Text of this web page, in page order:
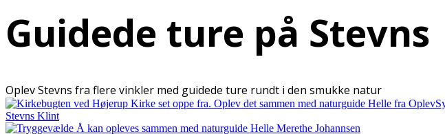
menu
menu
Guidede ture på Stevns
Oplev Stevns fra flere vinkler med guidede ture rundt i den smukke natur
Stevns Klint